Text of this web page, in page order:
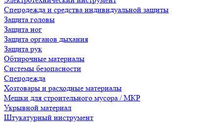
Спецодежда и средства индивидуальной защиты
Защита головы
Защита ног
Защита органов дыхания
Защита рук
Обтирочные материалы
Системы безопасности
Спецодежда
Хозтовары и расходные материалы
Мешки для строительного мусора / МКР
Укрывной материал
Штукатурный инструмент